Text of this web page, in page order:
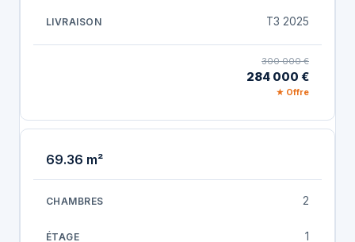
T3 2025
300 000 €
284 000 €
★ Offre
69.36 m²
2
1